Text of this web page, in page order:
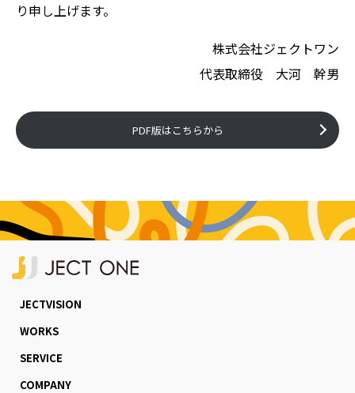
り申し上げます。
株式会社ジェクトワン
代表取締役 大河 幹男
PDF版はこちらから
JECTVISION
WORKS
SERVICE
COMPANY